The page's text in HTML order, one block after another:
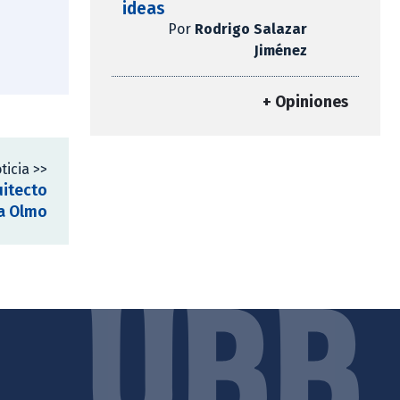
>>
Olmo
ideas
Por Rodrigo Salazar
Jiménez
+ Opiniones